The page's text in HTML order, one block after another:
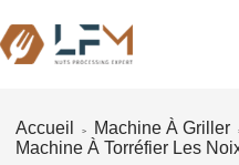
Accueil > Machine À Griller
Machine À Torréfier Les